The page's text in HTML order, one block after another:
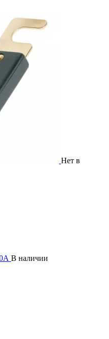
Нет в
В наличии